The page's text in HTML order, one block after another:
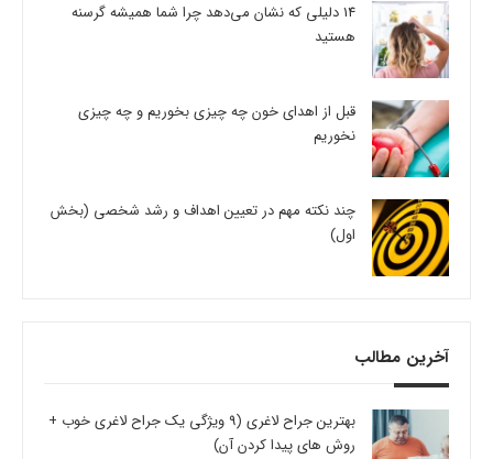
14 دلیلی که نشان می‌دهد چرا شما همیشه گرسنه
هستید
قبل از اهدای خون چه چیزی بخوریم و چه چیزی
نخوریم
چند نکته مهم در تعیین اهداف و رشد شخصی (بخش
اول)
آخرین مطالب
بهترین جراح لاغری (9 ویژگی یک جراح لاغری خوب +
روش های پیدا کردن آن)